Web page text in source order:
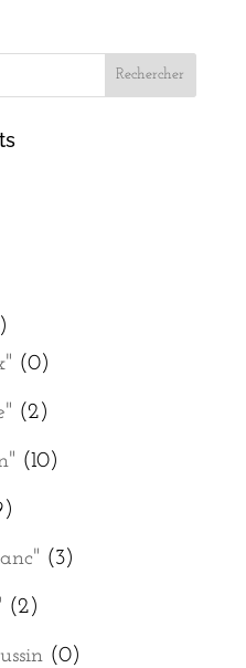
(0)
(2)
(10)
(3)
(2)
(0)